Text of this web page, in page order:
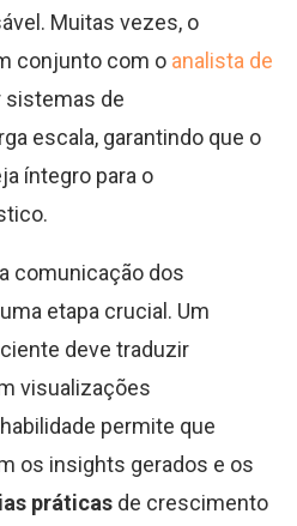
Muitas vezes, o
conjunto com o analista de
sistemas de
escala, garantindo que o
íntegro para o
comunicação dos
etapa crucial. Um
deve traduzir
visualizações
permite que
os insights gerados e os
práticas de crescimento